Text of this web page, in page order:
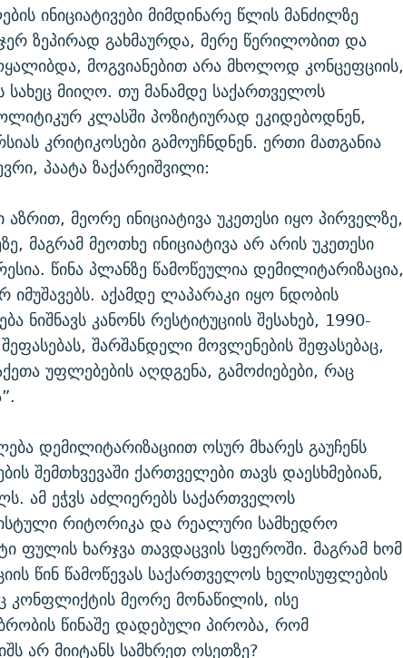
ინიციატივები მიმდინარე წლის მანძილზე
ზეპირად გახმაურდა, მერე წერილობით და
მოგვიანებით არა მხოლოდ კონცეფციის,
სახეც მიიღო. თუ მანამდე საქართველოს
კლასში პოზიტიურად ეკიდებოდნენ,
კრიტიკოსები გამოუჩნდნენ. ერთი მათგანია
პაატა ზაქარეიშვილი:
აზრით, მეორე ინიციატივა უკეთესი იყო პირველზე,
მაგრამ მეოთხე ინიციატივა არ არის უკეთესი
წინა პლანზე წამოწეულია დემილიტარიზაცია,
აქამდე ლაპარაკი იყო ნდობის
ნიშნავს კანონს რესტიტუციის შესახებ, 1990-
შარშანდელი მოვლენების შეფასებაც,
უფლებების აღდგენა, გამოძიებები, რაც
დემილიტარიზაციით ოსურ მხარეს გაუჩენს
შემთხვევაში ქართველები თავს დაესხმებიან,
ამ ეჭვს აძლიერებს საქართველოს
რიტორიკა და რეალური სამხედრო
ფულის ხარჯვა თავდაცვის სფეროში. მაგრამ ხომ
წინ წამოწევას საქართველოს ხელისუფლების
მეორე მონაწილის, ისე
წინაშე დადებული პირობა, რომ
არ მიიტანს სამხრეთ ოსეთზე?